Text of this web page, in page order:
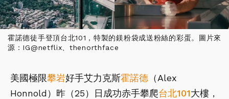
霍諾德徒手登頂台北101，特製的鎂粉袋成送粉絲的彩蛋。圖片來
源：IG@netflix、thenorthface
美國極限攀岩好手艾力克斯霍諾德 （Alex
Honnold）昨（25）日成功赤手攀爬台北101大樓，